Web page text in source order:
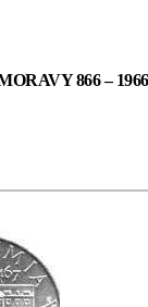
866 – 1966